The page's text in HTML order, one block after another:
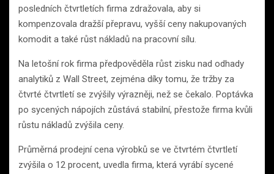
posledních čtvrtletích firma zdražovala, aby si
kompenzovala dražší přepravu, vyšší ceny nakupovaných
komodit a také růst nákladů na pracovní sílu.
Na letošní rok firma předpověděla růst zisku nad odhady
analytiků z Wall Street, zejména díky tomu, že tržby za
čtvrté čtvrtletí se zvýšily výrazněji, než se čekalo. Poptávka
po sycených nápojích zůstává stabilní, přestože firma kvůli
růstu nákladů zvýšila ceny.
Průměrná prodejní cena výrobků se ve čtvrtém čtvrtletí
zvýšila o 12 procent, uvedla firma, která vyrábí sycené